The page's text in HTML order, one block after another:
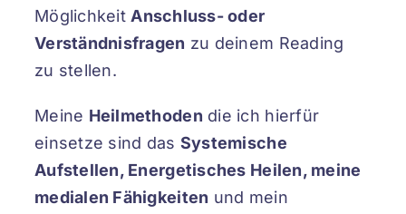
MöglichkeitAnschluss- oder
Verständnisfragen zu deinem Reading
zu stellen.
Meine Heilmethoden die ich hierfür
einsetze sind das Systemische
Aufstellen, Energetisches Heilen, meine
medialen Fähigkeiten und mein